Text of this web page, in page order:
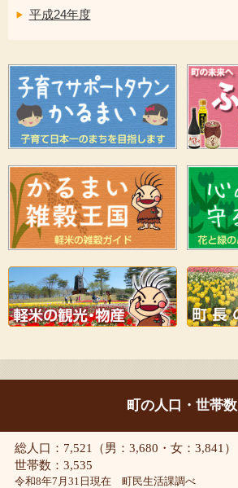
平成24年度
町の人口・世帯数
総人口：7,521（男：3,680・女：3,841）
世帯数：3,535
令和8年7月31日現在 町民生活課調べ